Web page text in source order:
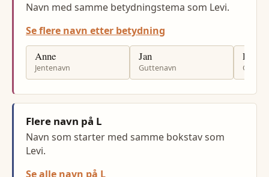
Navn med samme betydningstema som Levi.
Se flere navn etter betydning
Anne
Jentenavn
Jan
Guttenavn
Per
Flere navn på L
Navn som starter med samme bokstav som
Levi.
Se alle navn på L